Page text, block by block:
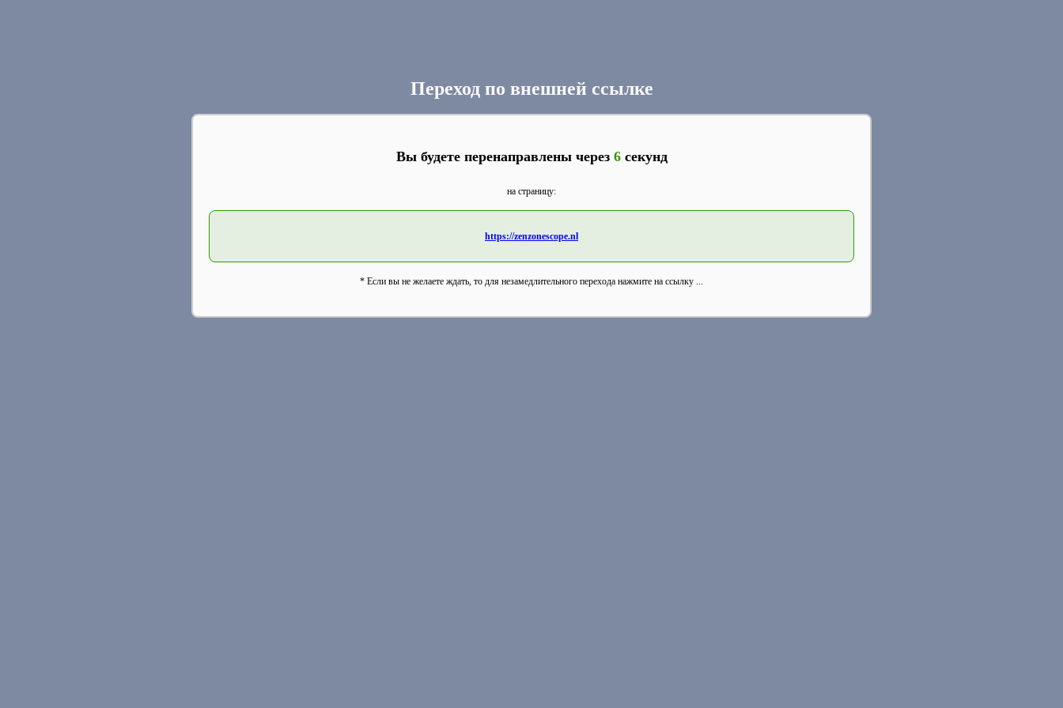
Переход по внешней ссылке
Вы будете перенаправлены через 6секунд
на страницу:
https://zenzonescope.nl
* Если вы не желаете ждать, то для незамедлительного перехода нажмите на ссылку ...